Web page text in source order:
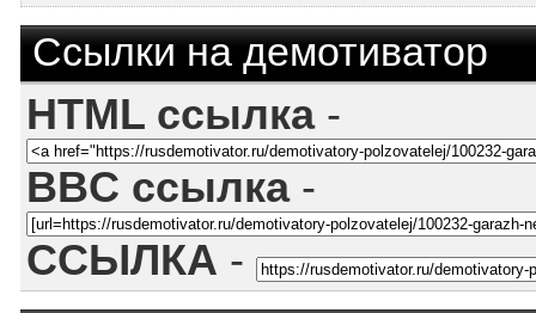
Ссылки на демотиватор
HTML ссылка-
BBC ссылка-
ССЫЛКА -